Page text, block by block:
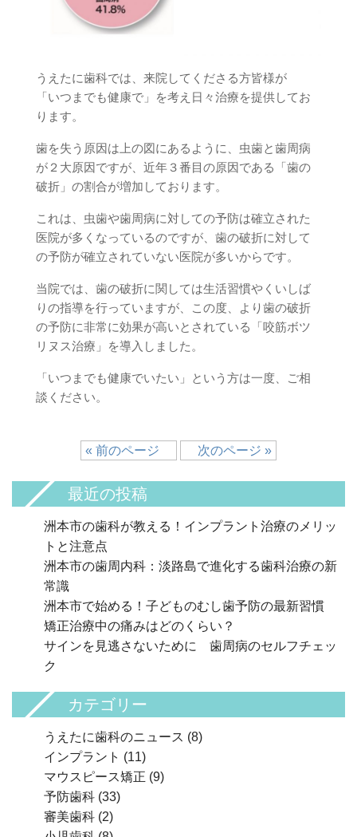
うえたに歯科では、来院してくださる方皆様が
「いつまでも健康で」を考え日々治療を提供してお
ります。
歯を失う原因は上の図にあるように、虫歯と歯周病
が２大原因ですが、近年３番目の原因である「歯の
破折」の割合が増加しております。
これは、虫歯や歯周病に対しての予防は確立された
医院が多くなっているのですが、歯の破折に対して
の予防が確立されていない医院が多いからです。
当院では、歯の破折に関しては生活習慣やくいしば
りの指導を行っていますが、この度、より歯の破折
の予防に非常に効果が高いとされている「咬筋ボツ
リヌス治療」を導入しました。
「いつまでも健康でいたい」という方は一度、ご相
談ください。
« 前のページ 次のページ »
最近の投稿
洲本市の歯科が教える！インプラント治療のメリッ
トと注意点
洲本市の歯周内科：淡路島で進化する歯科治療の新
常識
洲本市で始める！子どものむし歯予防の最新習慣
矯正治療中の痛みはどのくらい？
サインを見逃さないために 歯周病のセルフチェッ
ク
カテゴリー
うえたに歯科のニュース (8)
インプラント (11)
マウスピース矯正 (9)
予防歯科 (33)
審美歯科 (2)